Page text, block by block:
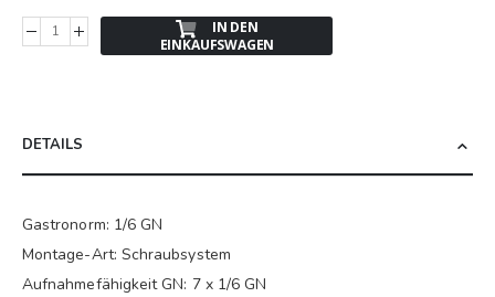
IN DEN
EINKAUFSWAGEN
DETAILS
Gastronorm: 1/6 GN
Montage-Art: Schraubsystem
Aufnahmefähigkeit GN: 7 x 1/6 GN